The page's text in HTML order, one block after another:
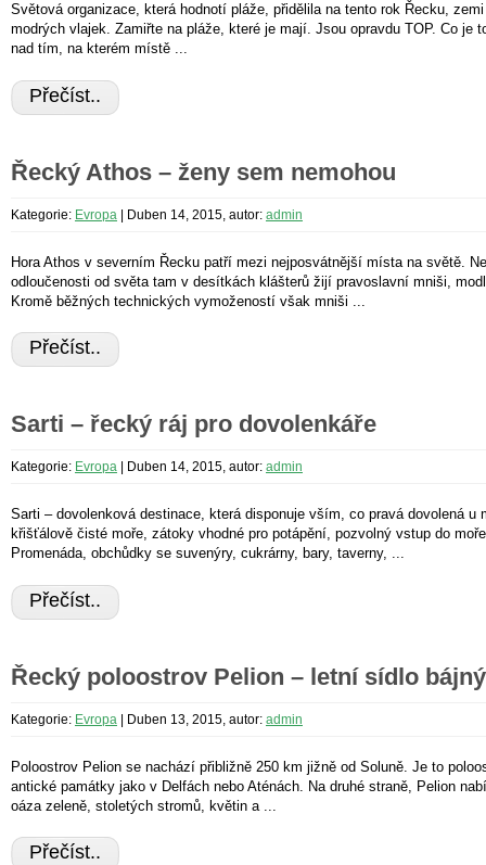
Světová organizace, která hodnotí pláže, přidělila na tento rok Řecku,
modrých vlajek. Zamiřte na pláže, které je mají. Jsou opravdu TOP. Co je
nad tím, na kterém místě ...
Přečíst..
Řecký Athos – ženy sem nemohou
Kategorie: Evropa | Duben 14, 2015, autor: admin
Hora Athos v severním Řecku patří mezi nejposvátnější místa na světě.
odloučenosti od světa tam v desítkách klášterů žijí pravoslavní mniši,
Kromě běžných technických vymožeností však mniši ...
Přečíst..
Sarti – řecký ráj pro dovolenkáře
Kategorie: Evropa Duben 14, 2015, autor: admin
Sarti – dovolenková destinace, která disponuje vším, co pravá dovolená
křišťálově čisté moře, zátoky vhodné pro potápění, pozvolný vstup do
Promenáda, obchůdky se suvenýry, cukrárny, bary, taverny, ...
Přečíst..
Řecký poloostrov Pelion – letní sídlo
Kategorie: Evropa | Duben 13, 2015, autor: admin
Poloostrov Pelion se nachází přibližně 250 km jižně od Soluně. Je to
antické památky jako v Delfách nebo Aténách. Na druhé straně, Pelion
oáza zeleně, stoletých stromů, květin a ...
Přečíst..